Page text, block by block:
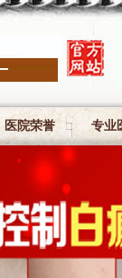
医院荣誉 专业